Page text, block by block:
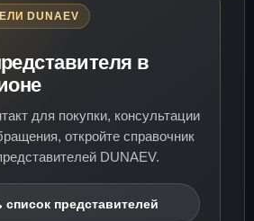
DUNAEV
в
для покупки, консультации
откройте справочник
DUNAEV.
представителей